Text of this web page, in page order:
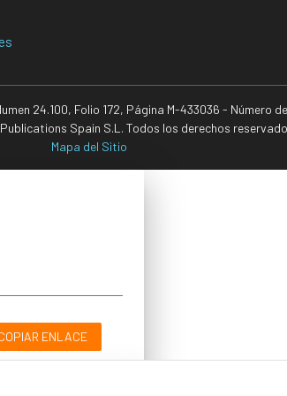
24.100, Folio 172, Página M-433036 - Número
Spain S.L. Todos los derechos
Mapa del Sitio
ENLACE